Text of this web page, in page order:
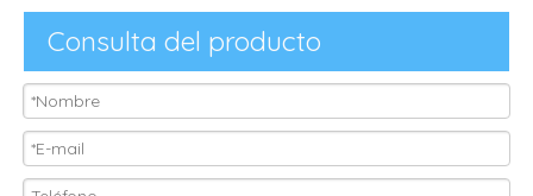
Consulta del producto